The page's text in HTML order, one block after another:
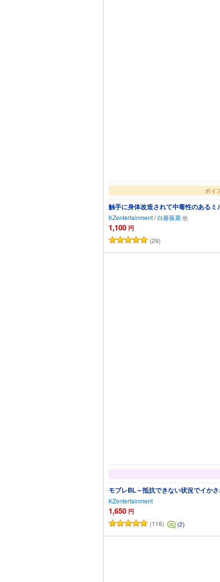
ボイ
触手に身体改造されて中毒性のある
KZentertainment/白薔薇麗
1,100 円
(29)
モブレBL～抵抗できない状況でイか
KZentertainment
1,650 円
(116) (2)